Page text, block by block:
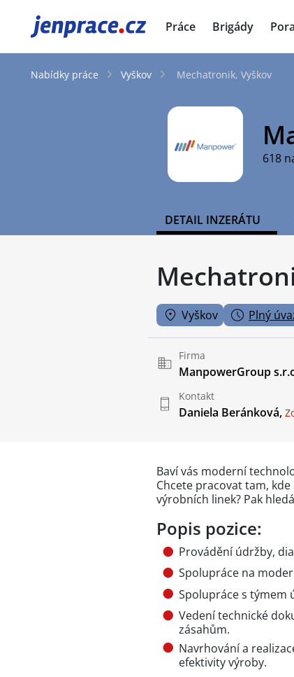
JenPráce.cz Práce Brigády
Nabídky práce Vyškov Mechatronik, Vyškov
618
DETAIL INZERÁTU
Vyškov Plný
Firma
ManpowerGroup
Kontakt
Daniela Beránková,
Baví vás moderní
Chcete pracovat tam,
výrobních linek? Pak
Popis pozice:
Provádění údržby,
Spolupráce na
Spolupráce s týmem
Vedení technické
zásahům.
Navrhování a
efektivity výroby.